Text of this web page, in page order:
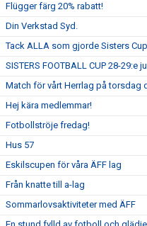
Flügger färg 20% rabatt!
Din Verkstad Syd.
Tack ALLA som gjorde Sisters
SISTERS FOOTBALL CUP 28-29:e
Match för vårt Herrlag på torsdag
Hej kära medlemmar!
Fotbollströje fredag!
Hus 57
Eskilscupen för våra ÄFF lag
Från knatte till a-lag
Sommarlovsaktiviteter med ÄFF